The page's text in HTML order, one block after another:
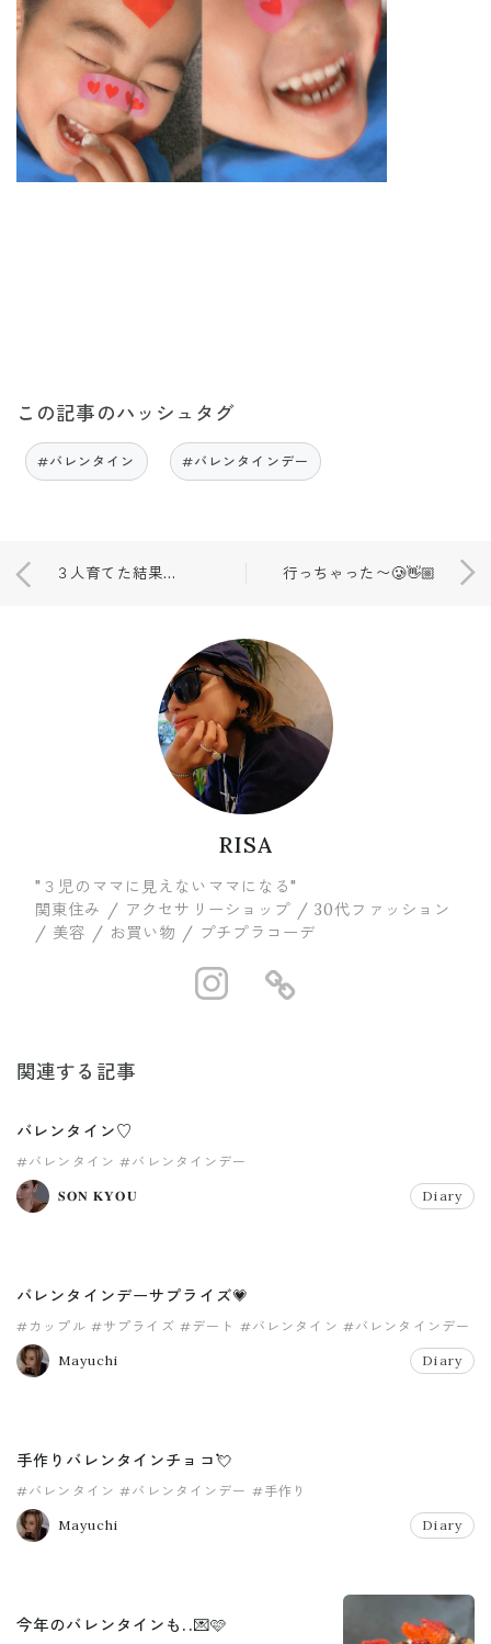
この記事のハッシュタグ
#バレンタイン #バレンタインデー
３人育てた結果これ 行っちゃった〜🥲👋🏼
RISA
"３児のママに見えないママになる"
関東住み / アクセサリーショップ / 30代ファッション
/ 美容 / お買い物 / プチプラコーデ
https://
関連する記事
バレンタイン♡
#バレンタイン #バレンタインデー
𝐒𝐎𝐍 𝐊𝐘𝐎𝐔 Diary
バレンタインデーサプライズ💗
#カップル #サプライズ #デート #バレンタイン #バレンタインデー
Mayuchi Diary
手作りバレンタインチョコ💘
#バレンタイン #バレンタインデー #手作り
Mayuchi Diary
今年のバレンタインも..💌🩷